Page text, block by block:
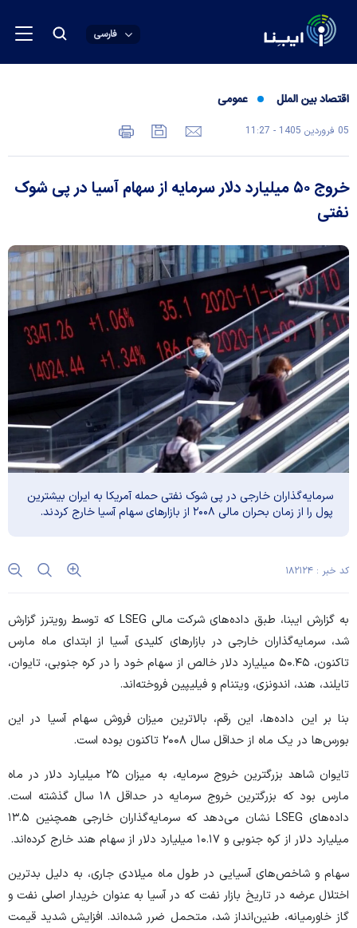
فارسی
اقتصاد بین الملل عمومی
05 فروردين 1405 - 11:27
خروج ۵۰ میلیارد دلار سرمایه از سهام آسیا در پی شوک
نفتی
سرمایه‌گذاران خارجی در پی شوک نفتی حمله آمریکا به ایران بیشترین
پول را از زمان بحران مالی ۲۰۰۸ از بازارهای سهام آسیا خارج کردند.
کد خبر : ۱۸۲۱۲۴
به گزارش ایبنا، طبق داده‌های شرکت مالی LSEG که توسط رویترز گزارش
شد، سرمایه‌گذاران خارجی در بازارهای کلیدی آسیا از ابتدای ماه مارس
تاکنون، ۵۰.۴۵ میلیارد دلار خالص از سهام خود را در کره جنوبی، تایوان،
تایلند، هند، اندونزی، ویتنام و فیلیپین فروخته‌اند.
بنا بر این داده‌ها، این رقم، بالاترین میزان فروش سهام آسیا در این
بورس‌ها در یک ماه از حداقل سال ۲۰۰۸ تاکنون بوده است.
تایوان شاهد بزرگترین خروج سرمایه، به میزان ۲۵ میلیارد دلار در ماه
مارس بود که بزرگترین خروج سرمایه در حداقل ۱۸ سال گذشته است.
داده‌های LSEG نشان می‌دهد که سرمایه‌گذاران خارجی همچنین ۱۳.۵
میلیارد دلار از کره جنوبی و ۱۰.۱۷ میلیارد دلار از سهام هند خارج کرده‌اند.
سهام و شاخص‌های آسیایی در طول ماه میلادی جاری، به دلیل بدترین
اختلال عرضه در تاریخ بازار نفت که در آسیا به عنوان خریدار اصلی نفت و
گاز خاورمیانه، طنین‌انداز شد، متحمل ضرر شده‌اند. افزایش شدید قیمت